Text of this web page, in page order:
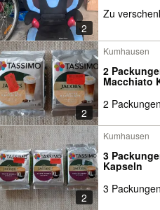
2
Zu
2
Kumhausen
2
Macchiato
2
2
Kumhausen
3
Kapseln
3